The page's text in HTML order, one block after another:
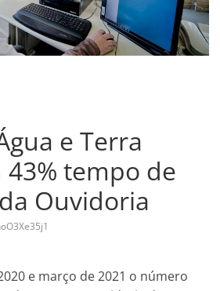
e Terra
tempo de
Ouvidoria
e março de 2021 o número